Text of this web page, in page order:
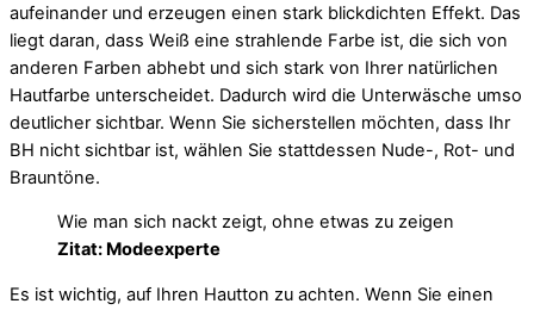
aufeinander und erzeugen einen stark blickdichten Effekt. Das
liegt daran, dass Weiß eine strahlende Farbe ist, die sich von
anderen Farben abhebt und sich stark von Ihrer natürlichen
Hautfarbe unterscheidet. Dadurch wird die Unterwäsche umso
deutlicher sichtbar. Wenn Sie sicherstellen möchten, dass Ihr
BH nicht sichtbar ist, wählen Sie stattdessen Nude-, Rot- und
Brauntöne.
Wie man sich nackt zeigt, ohne etwas zu zeigen
Zitat: Modeexperte
Es ist wichtig, auf Ihren Hautton zu achten. Wenn Sie einen